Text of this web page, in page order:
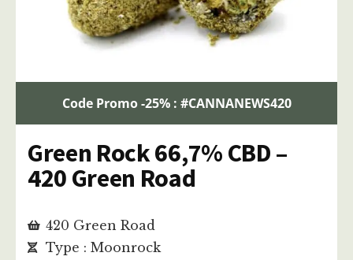
Code Promo -25% : #CANNANEWS420
Green Rock 66,7% CBD –
420 Green Road
420 Green Road
Type : Moonrock